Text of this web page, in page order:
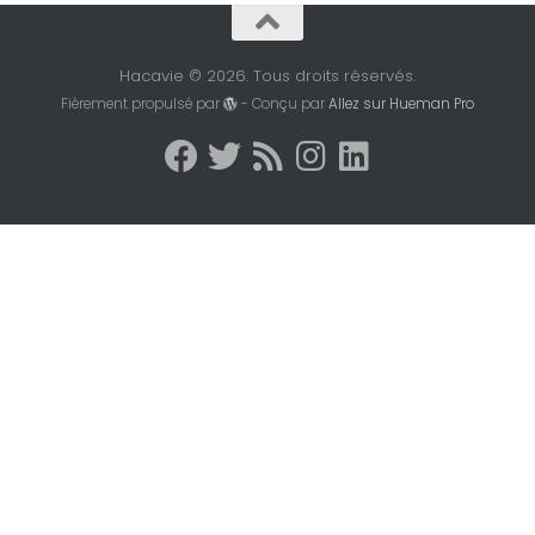
Hacavie © 2026. Tous droits réservés.
Fièrement propulsé par - Conçu parAllez sur Hueman Pro